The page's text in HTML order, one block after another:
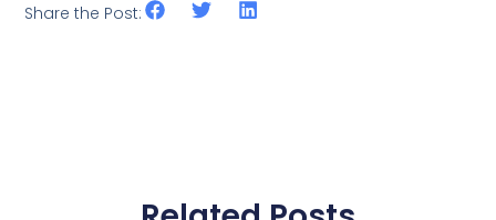
Share the Post: